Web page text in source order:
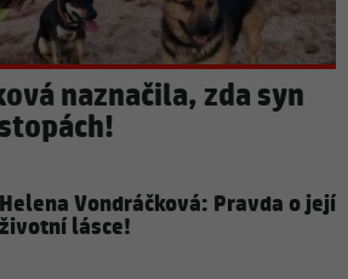
naznačila, zda syn
Helena Vondráčková: Pravda o její
životní lásce!